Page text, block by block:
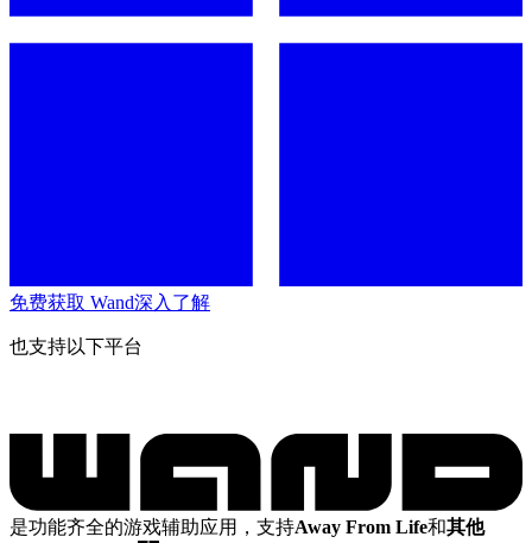
免费获取 Wand深入了解
也支持以下平台
是功能齐全的游戏辅助应用，支持Away From Life和其他